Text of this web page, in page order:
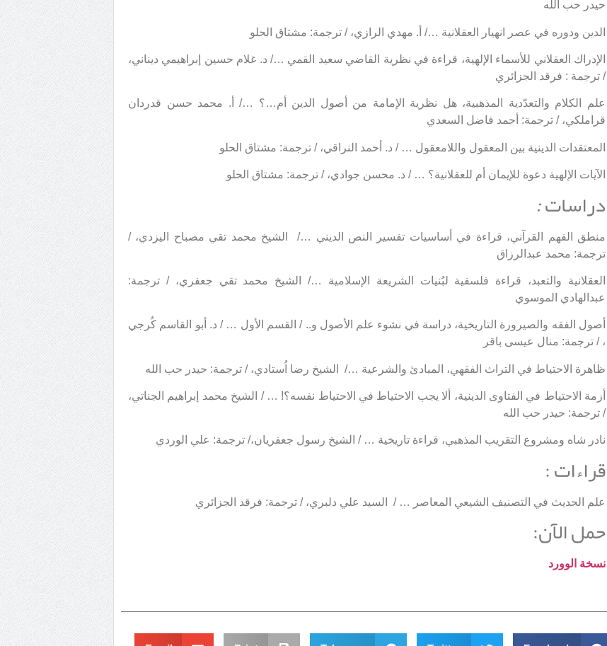
حيدر حب الله
الدين ودوره في عصر انهيار العقلانية …/ أ. مهدي الرازي، / ترجمة: مشتاق الحلو
الإدراك العقلاني للأسماء الإلهية، قراءة في نظرية القاضي سعيد القمي …/ د. غلام حسين إبراهيمي ديناني،
/ ترجمة : فرقد الجزائري
علم الكلام والتعدّدية المذهبية، هل نظرية الإمامة من أصول الدين أم…؟ …/ أ. محمد حسن قدردان
قراملكي، / ترجمة: أحمد فاضل السعدي
المعتقدات الدينية بين المعقول واللامعقول … / د. أحمد النراقي، / ترجمة: مشتاق الحلو
الآيات الإلهية دعوة للإيمان أم للعقلانية؟ … / د. محسن جوادي، / ترجمة: مشتاق الحلو
دراسات:
منطق الفهم القرآني، قراءة في أساسيات تفسير النص الديني …/ الشيخ محمد تقي مصباح اليزدي، /
ترجمة: محمد عبدالرزاق
العقلانية والتعبد، قراءة فلسفية لبُنيات الشريعة الإسلامية …/ الشيخ محمد تقي جعفري، / ترجمة:
عبدالهادي الموسوي
أصول الفقه والصيرورة التاريخية، دراسة في نشوء علم الأصول و.. / القسم الأول … / د. أبو القاسم كُرجي
، / ترجمة: منال عيسى باقر
ظاهرة الاحتياط في التراث الفقهي، المبادئ والشرعية …/ الشيخ رضا اُستادي، / ترجمة: حيدر حب الله
أزمة الاحتياط في الفتاوى الدينية، ألا يجب الاحتياط في الاحتياط نفسه؟! … / الشيخ محمد إبراهيم الجناتي،
/ ترجمة: حيدر حب الله
نادر شاه ومشروع التقريب المذهبي، قراءة تاريخية … / الشيخ رسول جعفريان،/ ترجمة: علي الوردي
قراءات :
علم الحديث في التصنيف الشيعي المعاصر … / السيد علي دلبري، / ترجمة: فرقد الجزائري
حمل الآن:
نسخة الوورد